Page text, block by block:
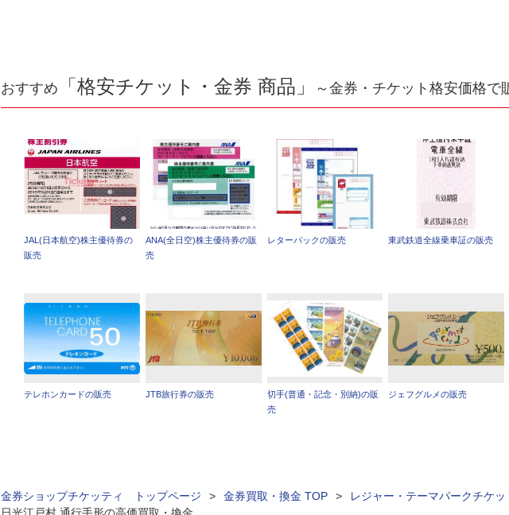
おすすめ 「格安チケット・金券 商品」 ～金券・チケット格安価格で
JAL(日本航空)株主優待券の
販売
ANA(全日空)株主優待券の販
売
レターパックの販売 東武鉄道全線乗車証の販売
テレホンカードの販売 JTB旅行券の販売
切手(普通・記念・別納)の販
売
ジェフグルメの販売
金券ショップチケッティ トップページ > 金券買取・換金 TOP > レジャー・テーマパークチケッ